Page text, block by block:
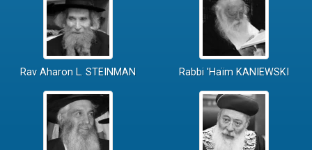
Rav Aharon L. STEINMAN Rabbi 'Haïm KANIEWSKI